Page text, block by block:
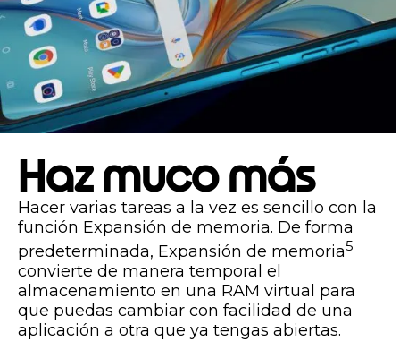
Haz muco más
Hacer varias tareas a la vez es sencillo con la
función Expansión de memoria. De forma
predeterminada, Expansión de memoria5
convierte de manera temporal el
almacenamiento en una RAM virtual para
que puedas cambiar con facilidad de una
aplicación a otra que ya tengas abiertas.